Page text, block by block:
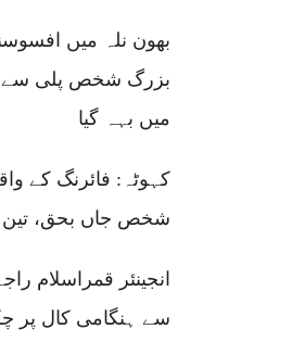
بھون نلہ میں
بزرگ شخص پلی سے
میں بہہ گیا
کہوٹہ: فائرنگ کے
شخص جاں بحق،
انجینئر قمراسلام